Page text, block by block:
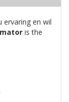
ervaring en wil
is the